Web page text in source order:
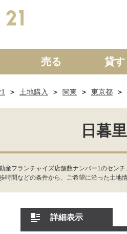
中古一戸建て
売る 貸す
土地購入 関東 東京都
日暮
産フランチャイズ店舗数ナンバー1のセン
時間などの条件から、ご希望に沿った土
詳細表示